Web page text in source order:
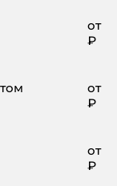
от
₽
от
₽
от
₽